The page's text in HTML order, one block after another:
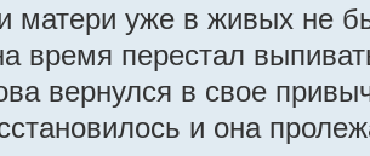
матери уже в живых не
время перестал
вернулся в свое
и она